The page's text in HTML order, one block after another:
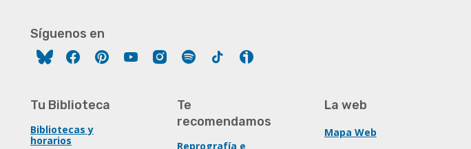
Síguenos en
FacebookPinterestYouTubeInstagram
Spotify Tiktok
Tu Biblioteca
Bibliotecas y
horarios
Te
recomendamos
Reprografía e
La web
Mapa Web